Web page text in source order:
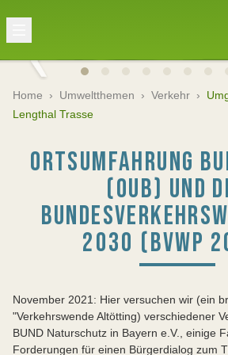
Home › Umweltthemen › Verkehr ›
Lengthal Trasse
ORTSUMFAHRUNG
(OUB) UND
2030 (BVWP
November 2021: Hier versuchen wir (ein
"Verkehrswende Altötting) verschiedener
BUND Naturschutz in Bayern e.V., einige
Forderungen für einen Bürgerdialog zum